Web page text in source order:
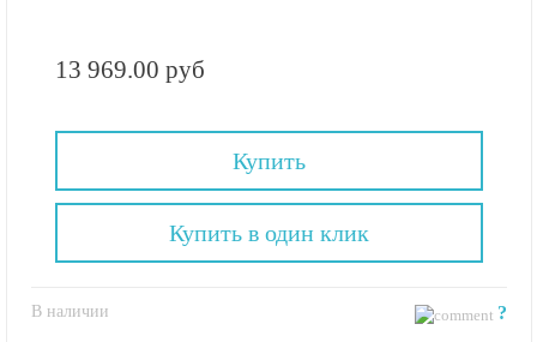
13 969.00 руб
Купить
В наличии ?
Купить в один клик